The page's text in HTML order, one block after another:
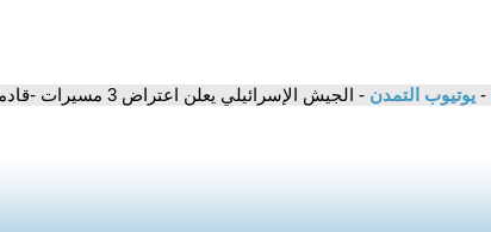
- يوتيوب التمدن - الجيش الإسرائيلي يعلن اعتراض 3 مسيرات -قادمة من الشرق- وإسقاطها